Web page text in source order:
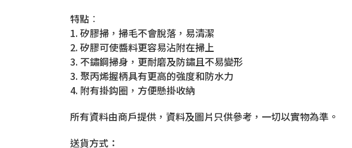
特點︰
1. 矽膠掃，掃毛不會脫落，易清潔
2. 矽膠可使醬料更容易沾附在掃上
3. 不鏽鋼掃身，更耐磨及防鏽且不易變形
3. 聚丙烯握柄具有更高的強度和防水力
4. 附有掛鈎圈，方便懸掛收納
所有資料由商戶提供，資料及圖片只供參考，一切以實物為準。
送貨方式：